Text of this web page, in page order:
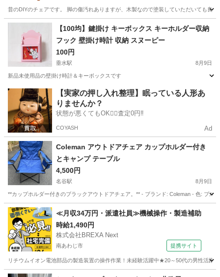
昔のDIYのチェアです。 脚の傷汚れありますが、木製なので塗装していただいても良
兵庫 神戸市 西明石駅 椅子
【100均】鍵掛け キーボックス キーホルダー収納
フック 壁掛け時計 収納 スヌーピー
100円
垂水駅 8月9日
新品未使用品の壁掛け時計＆キーボックスです
兵庫 神戸市 垂水駅 インテリア雑貨/小物
【実家の押し入れ整理】眠っている人形あ
りませんか？
状態が悪くてもOK🙆‍♀️査定0円‼️
COYASH Ad
Coleman アウトドアチェア カップホルダー付き
とキャンプ テーブル
4,500円
名谷駅 8月9日
**カップホルダー付きのブラックアウトドアチェア。** - ブランド: Coleman - 色: ブ
兵庫 神戸市 名谷駅 椅子
≪月収34万円・派遣社員≫機械操作・製造補助
時給1,490円
株式会社BREXA Next
南あわじ市 提携サイト
リチウムイオン電池部品の製造装置の操作作業！未経験活躍中★20～50代の男性活
兵庫 南あわじ市 その他